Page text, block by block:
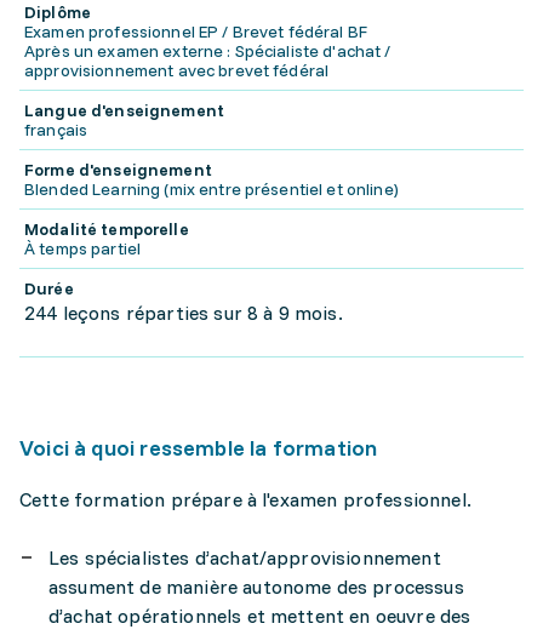
Diplôme
Examen professionnel EP / Brevet fédéral BF
Après un examen externe : Spécialiste d'achat /
approvisionnement avec brevet fédéral
Langue d'enseignement
français
Forme d'enseignement
Blended Learning (mix entre présentiel et online)
Modalité temporelle
À temps partiel
Durée
244 leçons réparties sur 8 à 9 mois.
Voici à quoi ressemble la formation
Cette formation prépare à l'examen professionnel.
Les spécialistes d’achat/approvisionnement
assument de manière autonome des processus
d’achat opérationnels et mettent en oeuvre des